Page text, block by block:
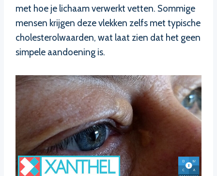
met hoe je lichaam verwerkt vetten. Sommige
mensen krijgen deze vlekken zelfs met typische
cholesterolwaarden, wat laat zien dat het geen
simpele aandoening is.